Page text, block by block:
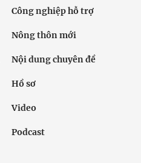
Công nghiệp hỗ trợ
Nông thôn mới
Nội dung chuyên đề
Hồ sơ
Video
Podcast